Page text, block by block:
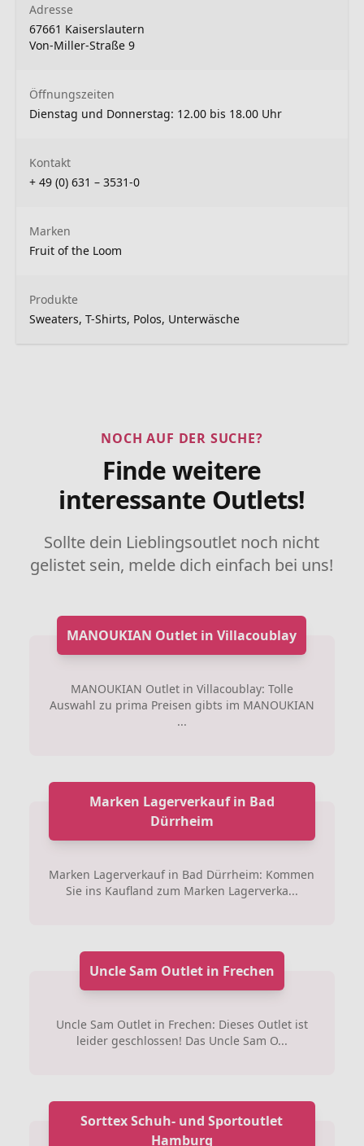
Adresse
67661 Kaiserslautern
Von-Miller-Straße 9
Öffnungszeiten
Dienstag und Donnerstag: 12.00 bis 18.00 Uhr
Kontakt
+ 49 (0) 631 – 3531-0
Marken
Fruit of the Loom
Produkte
Sweaters, T-Shirts, Polos, Unterwäsche
NOCH AUF DER SUCHE?
Finde weitere
interessante Outlets!
Sollte dein Lieblingsoutlet noch nicht
gelistet sein, melde dich einfach bei uns!
MANOUKIAN Outlet in Villacoublay
MANOUKIAN Outlet in Villacoublay: Tolle
Auswahl zu prima Preisen gibts im MANOUKIAN
...
Marken Lagerverkauf in Bad
Dürrheim
Marken Lagerverkauf in Bad Dürrheim: Kommen
Sie ins Kaufland zum Marken Lagerverka...
Uncle Sam Outlet in Frechen
Uncle Sam Outlet in Frechen: Dieses Outlet ist
leider geschlossen! Das Uncle Sam O...
Sorttex Schuh- und Sportoutlet
Hamburg